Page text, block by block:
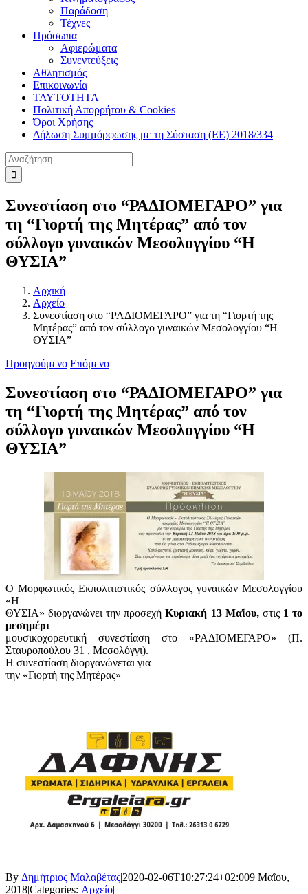
Παράδοση
Τέχνες
Πρόσωπα
Αφιερώματα
Συνεντεύξεις
Αθλητισμός
Επικοινωνία
ΤΑΥΤΟΤΗΤΑ
Πολιτική Απορρήτου & Cookies
Όροι Χρήσης
Δήλωση Συμμόρφωσης με τη Σύσταση (ΕΕ) 2018/334
Αναζήτηση
για:
Συνεστίαση στο “ΡΑΔΙΟΜΕΓΑΡΟ” για
τη “Γιορτή της Μητέρας” από τον
σύλλογο γυναικών Μεσολογγίου “Η
ΘΥΣΙΑ”
Αρχική
Αρχείο
Συνεστίαση στο “ΡΑΔΙΟΜΕΓΑΡΟ” για τη “Γιορτή της
Μητέρας” από τον σύλλογο γυναικών Μεσολογγίου “Η
ΘΥΣΙΑ”
Προηγούμενο Επόμενο
Συνεστίαση στο “ΡΑΔΙΟΜΕΓΑΡΟ” για
τη “Γιορτή της Μητέρας” από τον
σύλλογο γυναικών Μεσολογγίου “Η
ΘΥΣΙΑ”
Ο Μορφωτικός Εκπολιτιστικός σύλλογος γυναικών Μεσολογγίου
«Η
ΘΥΣΙΑ» διοργανώνει την προσεχήΚυριακή 13 Μαΐου,στις 1 το
μεσημέρι
μουσικοχορευτική συνεστίαση στο «ΡΑΔΙΟΜΕΓΑΡΟ» (Π.
Σταυροπούλου 31 , Μεσολόγγι).
Η συνεστίαση διοργανώνεται για
την «Γιορτή της Μητέρας»
By Δημήτριος Μαλαβέτας|2020-02-06T10:27:24+02:009 Μαΐου,
2018|Categories: Αρχείο|